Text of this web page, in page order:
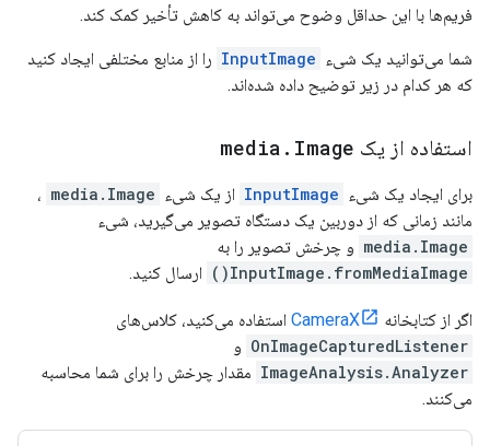
فریم‌ها با این حداقل وضوح می‌تواند به کاهش تأخیر کمک کند.
شما می‌توانید یک شیء InputImage را از منابع مختلفی ایجاد کنید
که هر کدام در زیر توضیح داده شده‌اند.
استفاده از یک media . Image
برای ایجاد یک شیء InputImage از یک شیء media.Image ،
مانند زمانی که از دوربین یک دستگاه تصویر می‌گیرید، شیء
media.Image و چرخش تصویر را به
InputImage.fromMediaImage()
ارسال کنید.
اگر از کتابخانه CameraX استفاده می‌کنید، کلاس‌های
OnImageCapturedListener و
ImageAnalysis.Analyzer مقدار چرخش را برای شما محاسبه
می‌کنند.